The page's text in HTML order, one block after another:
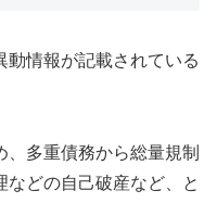
動情報が記載されている
多重債務から総量規制
などの自己破産など、と